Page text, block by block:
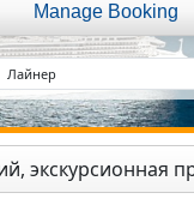
Manage Booking
экскурсионная